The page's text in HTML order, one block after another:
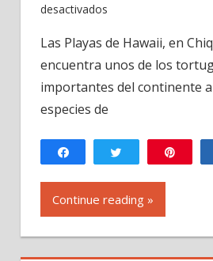
desactivados
Hawaii,
Chiquimulilla
Santa
Las Playas de Hawaii, en
encuentra unos de los
importantes del continente
especies de
Compartir Twittear
Continue reading »